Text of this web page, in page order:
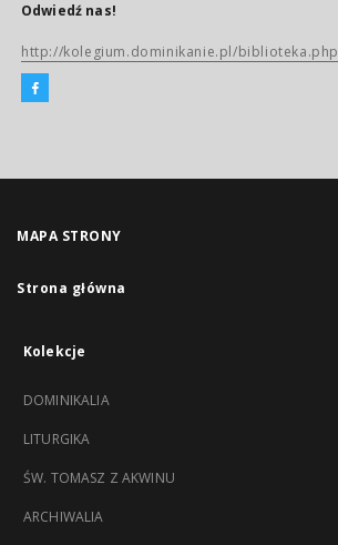
Odwiedź nas!
http://kolegium.dominikanie.pl/biblioteka.php
MAPA STRONY
Strona główna
Kolekcje
DOMINIKALIA
LITURGIKA
ŚW. TOMASZ Z AKWINU
ARCHIWALIA